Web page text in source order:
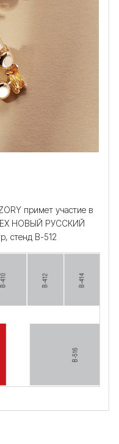
примет участие в
НОВЫЙ РУССКИЙ
стенд В-512